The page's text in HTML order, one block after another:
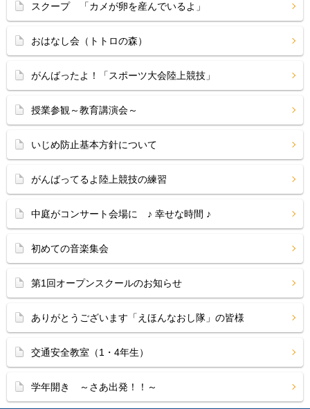
スクープ 「カメが卵を産んでいるよ」
おはなし会（トトロの森）
がんばったよ！「スポーツ大会陸上競技」
授業参観～教育講演会～
いじめ防止基本方針について
がんばってるよ陸上競技の練習
中庭がコンサート会場に ♪ 幸せな時間 ♪
初めての音楽集会
第1回オープンスクールのお知らせ
ありがとうございます「えほんなおし隊」の皆様
交通安全教室（1・4年生）
学年開き ～さあ出発！！～